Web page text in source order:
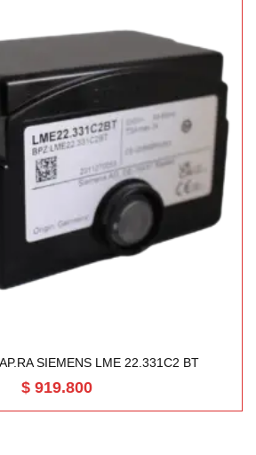
SIEMENS LME 22.331C2 BT
$ 919.800